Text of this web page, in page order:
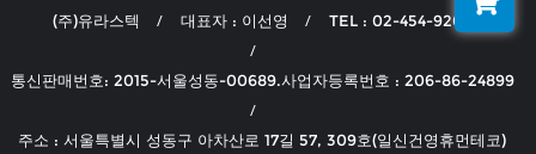
(주)유라스텍 대표자 : 이선영 TEL : 02-454-9204
통신판매번호: 2015-서울성동-00689.사업자등록번호 : 206-86-24899
주소 : 서울특별시 성동구 아차산로 17길 57, 309호(일신건영휴먼테코)